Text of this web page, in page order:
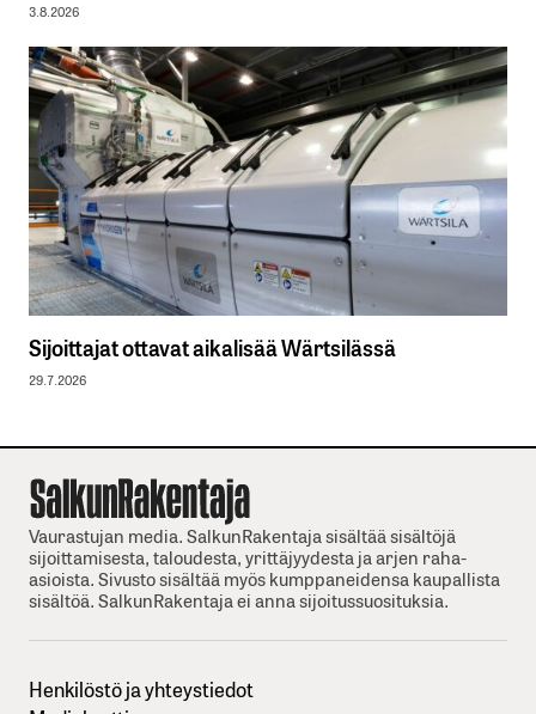
3.8.2026
Sijoittajat ottavat aikalisää Wärtsilässä
29.7.2026
Vaurastujan media. SalkunRakentaja sisältää sisältöjä
sijoittamisesta, taloudesta, yrittäjyydesta ja arjen raha-
asioista. Sivusto sisältää myös kumppaneidensa kaupallista
sisältöä. SalkunRakentaja ei anna sijoitussuosituksia.
Henkilöstö ja yhteystiedot